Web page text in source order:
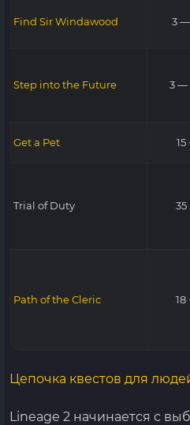
Find Sir Windawood 3
Step into the Future 3 —
Get a Pet 15
Trial of Duty 35
Path ofthe Cleric 18
Цепочка квестов для
Lineage 2 начинается с